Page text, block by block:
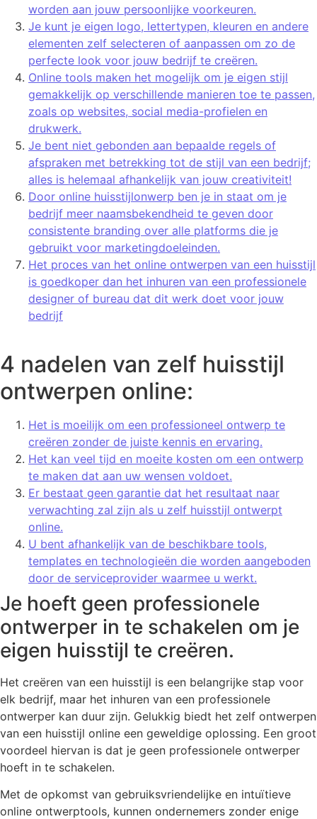
worden aan jouw persoonlijke voorkeuren.
Je kunt je eigen logo, lettertypen, kleuren en andere
elementen zelf selecteren of aanpassen om zo de
perfecte look voor jouw bedrijf te creëren.
Online tools maken het mogelijk om je eigen stijl
gemakkelijk op verschillende manieren toe te passen,
zoals op websites, social media-profielen en
drukwerk.
Je bent niet gebonden aan bepaalde regels of
afspraken met betrekking tot de stijl van een bedrijf;
alles is helemaal afhankelijk van jouw creativiteit!
Door online huisstijlonwerp ben je in staat om je
bedrijf meer naamsbekendheid te geven door
consistente branding over alle platforms die je
gebruikt voor marketingdoeleinden.
Het proces van het online ontwerpen van een huisstijl
is goedkoper dan het inhuren van een professionele
designer of bureau dat dit werk doet voor jouw
bedrijf
4 nadelen van zelf huisstijl
ontwerpen online:
Het is moeilijk om een professioneel ontwerp te
creëren zonder de juiste kennis en ervaring.
Het kan veel tijd en moeite kosten om een ontwerp
te maken dat aan uw wensen voldoet.
Er bestaat geen garantie dat het resultaat naar
verwachting zal zijn als u zelf huisstijl ontwerpt
online.
U bent afhankelijk van de beschikbare tools,
templates en technologieën die worden aangeboden
door de serviceprovider waarmee u werkt.
Je hoeft geen professionele
ontwerper in te schakelen om je
eigen huisstijl te creëren.
Het creëren van een huisstijl is een belangrijke stap voor
elk bedrijf, maar het inhuren van een professionele
ontwerper kan duur zijn. Gelukkig biedt het zelf ontwerpen
van een huisstijl online een geweldige oplossing. Een groot
voordeel hiervan is dat je geen professionele ontwerper
hoeft in te schakelen.
Met de opkomst van gebruiksvriendelijke en intuïtieve
online ontwerptools, kunnen ondernemers zonder enige